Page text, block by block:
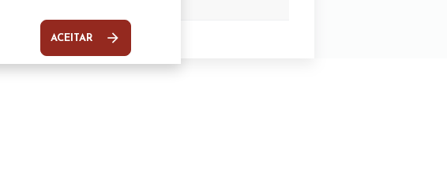
ACEITAR arrow_forward